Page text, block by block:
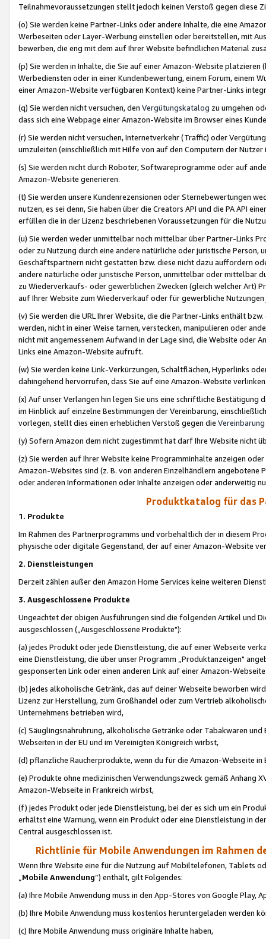
Teilnahmevoraussetzungen stellt jedoch keinen Verstoß gegen diese
(o) Sie werden keine Partner-Links oder andere Inhalte, die eine
Werbeseiten oder Layer-Werbung einstellen oder bereitstellen, mit
bewerben, die eng mit dem auf Ihrer Website befindlichen Material
(p) Sie werden in Inhalte, die Sie auf einer Amazon-Website
Werbediensten oder in einer Kundenbewertung, einem Forum, einem
einer Amazon-Website verfügbaren Kontext) keine Partner-Links
(q) Sie werden nicht versuchen, den Vergütungskatalog zu umgehen
dass sich eine Webpage einer Amazon-Website im Browser eines
(r) Sie werden nicht versuchen, Internetverkehr (Traffic) oder
umzuleiten (einschließlich mit Hilfe von auf den Computern der
(s) Sie werden nicht durch Roboter, Softwareprogramme oder auf
Amazon-Website generieren.
(t) Sie werden unsere Kundenrezensionen oder Sternebewertungen
nutzen, es sei denn, Sie haben über die Creators API und die PA API
erfüllen die in der Lizenz beschriebenen Voraussetzungen für die
(u) Sie werden weder unmittelbar noch mittelbar über Partner-Links
oder zu Nutzung durch eine andere natürliche oder juristische
Geschäftspartnern nicht gestatten bzw. diese nicht dazu auffordern
andere natürliche oder juristische Person, unmittelbar oder mittelbar
zu Wiederverkaufs- oder gewerblichen Zwecken (gleich welcher Art)
auf Ihrer Website zum Wiederverkauf oder für gewerbliche
(v) Sie werden die URL Ihrer Website, die die Partner-Links enthält
werden, nicht in einer Weise tarnen, verstecken, manipulieren oder
nicht mit angemessenem Aufwand in der Lage sind, die Website oder
Links eine Amazon-Website aufruft.
(w) Sie werden keine Link-Verkürzungen, Schaltflächen, Hyperlinks
dahingehend hervorrufen, dass Sie auf eine Amazon-Website
(x) Auf unser Verlangen hin legen Sie uns eine schriftliche
im Hinblick auf einzelne Bestimmungen der Vereinbarung,
vorlegen, stellt dies einen erheblichen Verstoß gegen die Vereinbarung
(y) Sofern Amazon dem nicht zugestimmt hat darf Ihre Website nicht
(z) Sie werden auf Ihrer Website keine Programminhalte anzeigen
Amazon-Websites sind (z. B. von anderen Einzelhändlern
oder anderen Informationen oder Inhalte anzeigen oder anderweitig
Produktkatalog für das
1. Produkte
Im Rahmen des Partnerprogramms und vorbehaltlich der in diesem
physische oder digitale Gegenstand, der auf einer Amazon-Website
2. Dienstleistungen
Derzeit zählen außer den Amazon Home Services keine weiteren
3. Ausgeschlossene Produkte
Ungeachtet der obigen Ausführungen sind die folgenden Artikel und
ausgeschlossen („Ausgeschlossene Produkte"):
(a) jedes Produkt oder jede Dienstleistung, die auf einer Webseite
eine Dienstleistung, die über unser Programm „Produktanzeigen"
gesponserten Link oder einen anderen Link auf einer Amazon-
(b) jedes alkoholische Getränk, das auf deiner Webseite beworben
Lizenz zur Herstellung, zum Großhandel oder zum Vertrieb
Unternehmens betrieben wird,
(c) Säuglingsnahruhrung, alkoholische Getränke oder Tabakwaren
Webseiten in der EU und im Vereinigten Königreich wirbst,
(d) pflanzliche Raucherprodukte, wenn du für die Amazon-Webseite in
(e) Produkte ohne medizinischen Verwendungszweck gemäß Anhang
Amazon-Webseite in Frankreich wirbst,
(f) jedes Produkt oder jede Dienstleistung, bei der es sich um ein
erhältst eine Warnung, wenn ein Produkt oder eine Dienstleistung in
Central ausgeschlossen ist.
Richtlinie für Mobile Anwendungen im Rahmen
Wenn Ihre Website eine für die Nutzung auf Mobiltelefonen, Tablets
„Mobile Anwendung“) enthält, gilt Folgendes:
(a) Ihre Mobile Anwendung muss in den App-Stores von Google Play,
(b) Ihre Mobile Anwendung muss kostenlos heruntergeladen werden
(c) Ihre Mobile Anwendung muss originäre Inhalte haben,